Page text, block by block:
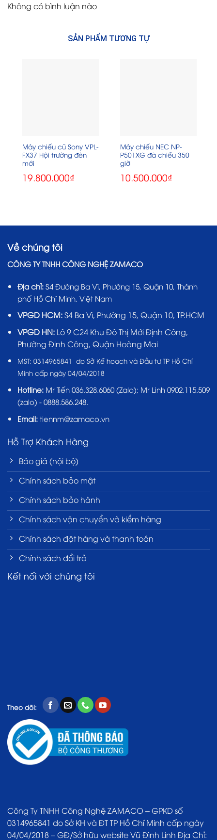
Không có bình luận nào
SẢN PHẨM TƯƠNG TỰ
Máy chiếu cũ Sony VPL-
FX37 Hội trường đèn
mới
19.800.000₫
Máy chiếu NEC NP-
P501XG đã chiếu 350
giờ
10.500.000₫
Về chúng tôi
CÔNG TY TNHH CÔNG NGHỆ ZAMACO
Địa chỉ: S4 Đường Ba Vì, Phường 15, Quận 10, Thành
phố Hồ Chí Minh, Việt Nam
VPGD HCM:S4 Ba Vì, Phường 15, Quận 10, TP.HCM
VPGD HN:Lô 9 C24 Khu Đô Thị Mới Định Công,
Phường Định Công, Quận Hoàng Mai
MST: 0314965841 do Sở Kế hoạch và Đầu tư TP Hồ Chí
Minh cấp ngày 04/04/2018
Hotline: Mr Tiến 036.328.6060(Zalo); Mr Linh 0902.115.509
(zalo) - 0888.586.248.
Email:tiennm@zamaco.vn
Hỗ Trợ Khách Hàng
Báo giá (nội bộ)
Chính sách bảo mật
Chính sách bảo hành
Chính sách vận chuyển và kiểm hàng
Chính sách đặt hàng và thanh toán
Chính sách đổi trả
Kết nối với chúng tôi
Theo dõi:
Công Ty TNHH Công Nghệ ZAMACO – GPKD số
0314965841 do Sở KH và ĐT TP Hồ Chí Minh cấp ngày
04/04/2018 – GĐ/Sở hữu website Vũ Đình Linh Địa Chỉ: